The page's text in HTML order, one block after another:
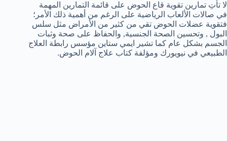
لا تأتِ تمارين تقوية قاع الحوض على قائمة التمارين المهمة
في صالات الألعاب الرياضية على الرغم من أهمية ذلك الأمر؛
فتقوية عضلات الحوض تقي من كثير من الأمراض مثل سلس
البول , وتحسين الصحة الجنسية, والحفاظ على صحة وثبات
الجسم بشكل عام كما تشير ايمي ستاين مؤسس رابطة العلاج
الطبيعي في نيويورك ومؤلفة كتاب علاج آلام الحوض.